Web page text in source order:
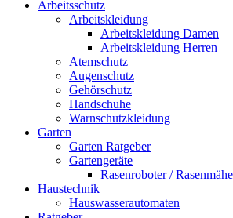
Arbeitsschutz
Arbeitskleidung
Arbeitskleidung Damen
Arbeitskleidung Herren
Atemschutz
Augenschutz
Gehörschutz
Handschuhe
Warnschutzkleidung
Garten
Garten Ratgeber
Gartengeräte
Rasenroboter /
Haustechnik
Hauswasserautomaten